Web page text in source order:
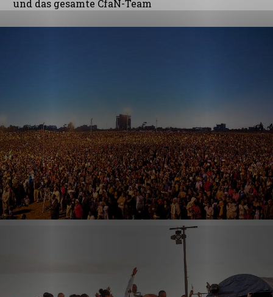
und das gesamte CfaN-Team